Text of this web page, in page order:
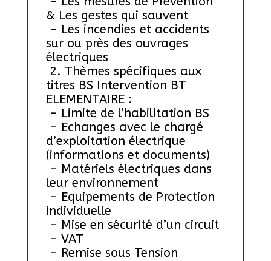
& Les gestes qui sauvent
sur ou près des ouvrages
électriques
titres BS Intervention BT
ELEMENTAIRE :
- Limite de l’habilitation BS
d’exploitation électrique
(informations et documents)
leur environnement
individuelle
- Mise en sécurité d’un circuit
- VAT
- Remise sous Tension